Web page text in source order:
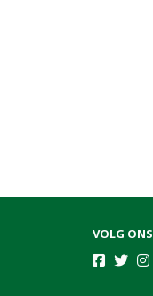
VOLG ONS